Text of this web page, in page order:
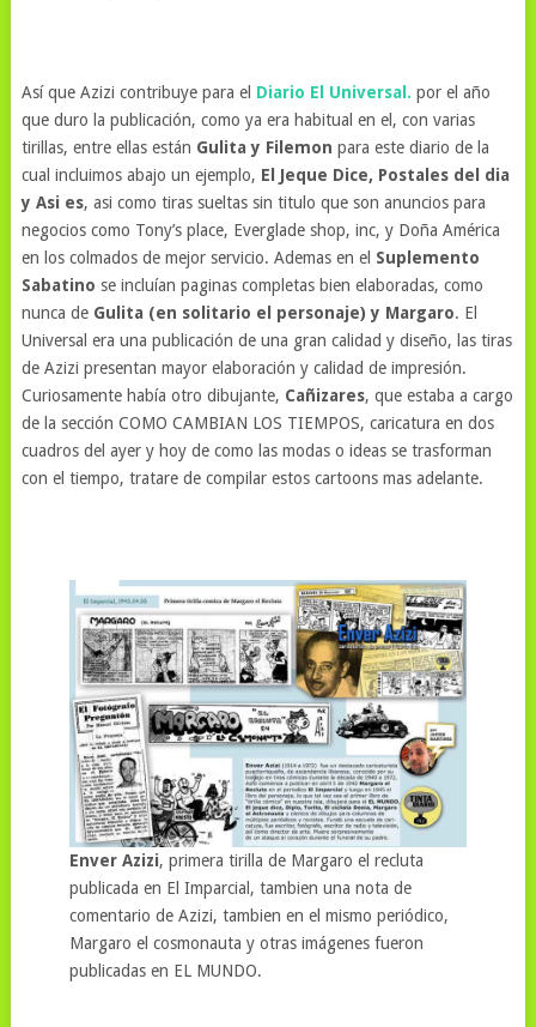
Así que Azizi contribuye para el Diario El Universal. por el año
que duro la publicación, como ya era habitual en el, con varias
tirillas, entre ellas están Gulita y Filemon para este diario de la
cual incluimos abajo un ejemplo, El Jeque Dice, Postales del dia
y Asi es, asi como tiras sueltas sin titulo que son anuncios para
negocios como Tony’s place, Everglade shop, inc, y Doña América
en los colmados de mejor servicio. Ademas en el Suplemento
Sabatino se incluían paginas completas bien elaboradas, como
nunca de Gulita (en solitario el personaje) y Margaro. El
Universal era una publicación de una gran calidad y diseño, las tiras
de Azizi presentan mayor elaboración y calidad de impresión.
Curiosamente había otro dibujante, Cañizares, que estaba a cargo
de la sección COMO CAMBIAN LOS TIEMPOS, caricatura en dos
cuadros del ayer y hoy de como las modas o ideas se trasforman
con el tiempo, tratare de compilar estos cartoons mas adelante.
Enver Azizi, primera tirilla de Margaro el recluta
publicada en El Imparcial, tambien una nota de
comentario de Azizi, tambien en el mismo periódico,
Margaro el cosmonauta y otras imágenes fueron
publicadas en EL MUNDO.